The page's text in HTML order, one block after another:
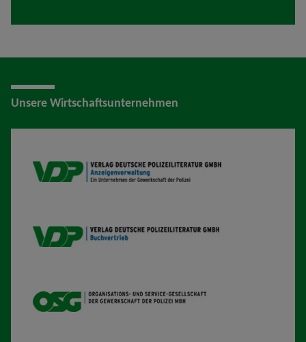
Unsere Wirtschaftsunternehmen
VDP AV
VDP B
OSG